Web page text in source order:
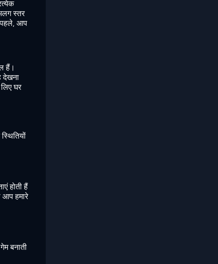
स्तर
पहले, आप
हैं।
देखना
घर
होती हैं
हमारे
बनाती